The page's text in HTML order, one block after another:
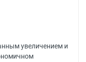
увеличением и